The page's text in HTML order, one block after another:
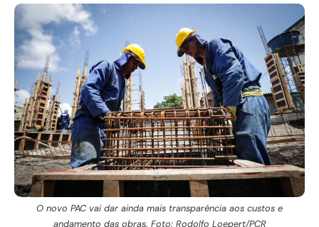
O novo PAC vai dar ainda mais transparência aos custos e
andamento das obras. Foto: Rodolfo Loepert/PCR